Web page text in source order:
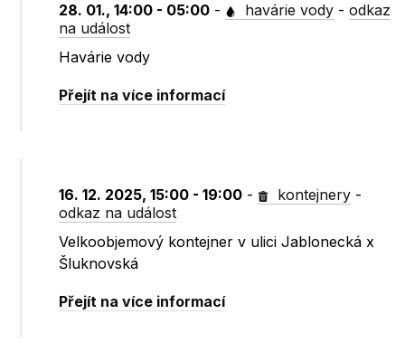
28. 01., 14:00 - 05:00 - havárie vody -odkaz
na událost
Havárie vody
Přejít na více informací
16. 12. 2025, 15:00 - 19:00 - kontejnery -
odkaz na událost
Velkoobjemový kontejner v ulici Jablonecká x
Šluknovská
Přejít na více informací